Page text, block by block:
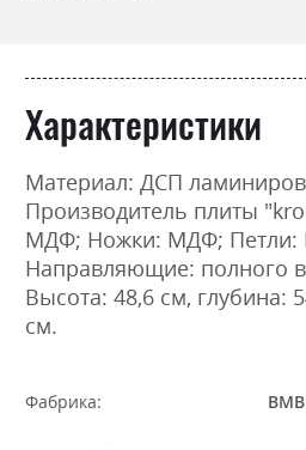
Характеристики
Материал: ДСП
Производитель плиты
МДФ; Ножки: МДФ; Петли:
Направляющие: полного
Высота: 48,6 см, глубина:
см.
Фабрика:
ВМВ